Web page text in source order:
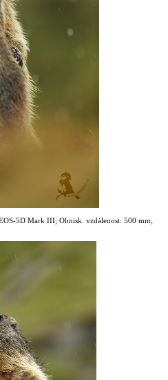
5D Mark III; Ohnisk. vzdálenost: 500 mm;